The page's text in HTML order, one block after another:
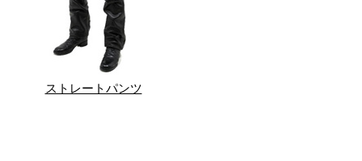
ストレートパンツ